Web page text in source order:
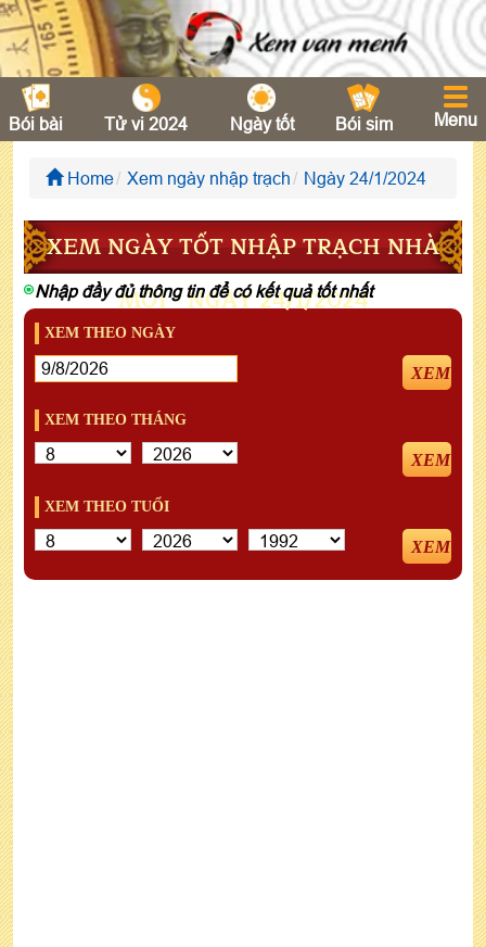
Bói bài Tử vi 2024 Ngày tốt Bói sim Menu
Home Xem ngày nhập trạch Ngày 24/1/2024
XEM NGÀY TỐT NHẬP TRẠCH NHÀ
MỚI - NGÀY 24/1/2024
Nhập đầy đủ thông tin để có kết quả tốt nhất
XEM THEO NGÀY
XEM
XEM THEO THÁNG
XEM
XEM THEO TUỔI
XEM